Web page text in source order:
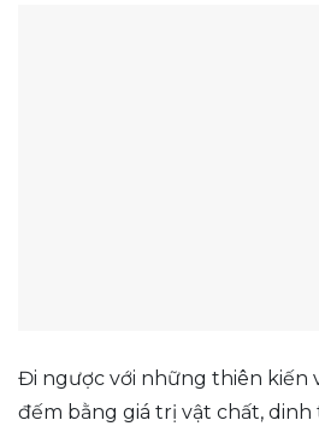
Đi ngược với những thiên kiến
đếm bằng giá trị vật chất,